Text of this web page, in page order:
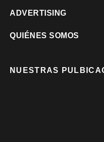
ADVERTISING
QUIÉNES SOMOS
NUESTRAS